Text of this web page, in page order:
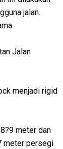
jalan.
Jalan
menjadi rigid
meter dan
meter persegi